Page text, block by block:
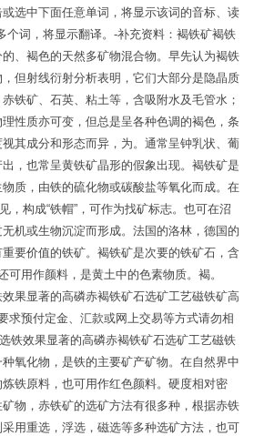
选中下面任意单词，将显示该词的音标、读
个词，将显示翻译。-补充资料：褐铁矿褐铁
、褐色的天然多矿物混合物。早先认为褐铁
但射线衍射分析表明，它们大部分是隐晶质
铁矿、石英、粘土等，含吸附水及毛管水；
性质亦可变，但总是呈各种色调的褐色，条
其成分和形态而异，为。通常呈钟乳状、葡
，也常呈黄铁矿晶形的假象出现。褐铁矿是
质，由铁的硫化物或碳酸盐等氧化而成。在
，构成“铁帽”，可作为找矿标志。也可在沼
机或生物沉淀而形成。法国的洛林，德国的
要价值的铁矿。褐铁矿是次要的铁矿石，含
可用作颜料，是黄土中的色素物质。褐。
果显著的高磷赤褐铁矿石选矿工艺磁铁矿高
求预付定金、汇款或网上交易等方式请勿相
铁效果显著的高磷赤褐铁矿石选矿工艺磁铁
氧化物，是铁的主要矿产矿物。在自然界中
铁原料，也可用作红色颜料。硬度相对密
物，赤铁矿的选矿方法有很多种，根据赤铁
用重选，浮选，磁选等多种选矿方法，也可